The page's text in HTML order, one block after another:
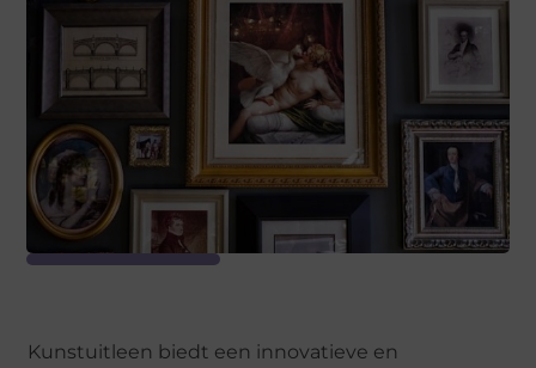
Kunstuitleen biedt een innovatieve en